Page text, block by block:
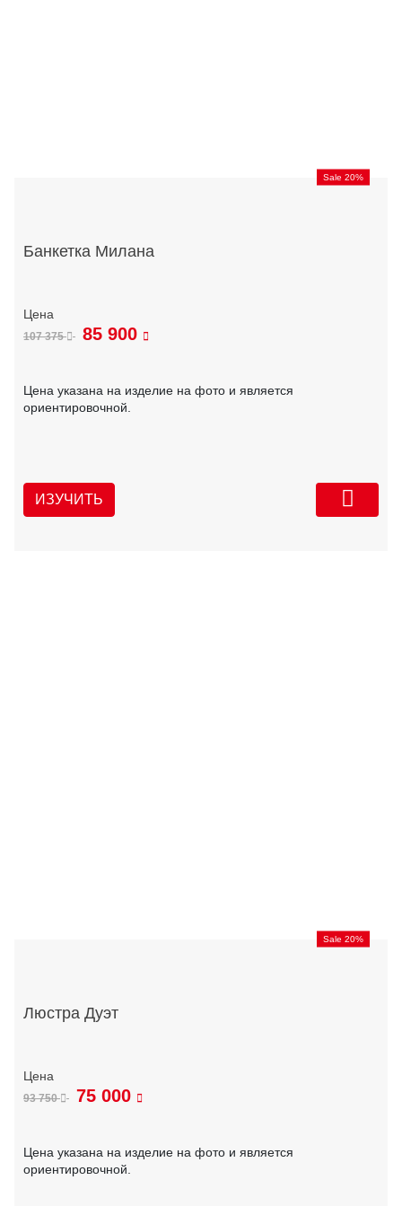
Sale 20%
Банкетка Милана
107 375 85 900
Цена указана на изделие на фото и является
ориентировочной.
ИЗУЧИТЬ
Sale 20%
Люстра Дуэт
93 750 75 000
Цена указана на изделие на фото и является
ориентировочной.